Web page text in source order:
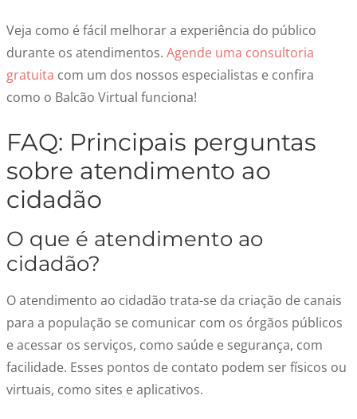
Veja como é fácil melhorar a experiência do público
durante os atendimentos. Agende uma consultoria
gratuita com um dos nossos especialistas e confira
como o Balcão Virtual funciona!
FAQ: Principais perguntas
sobre atendimento ao
cidadão
O que é atendimento ao
cidadão?
O atendimento ao cidadão trata-se da criação de canais
para a população se comunicar com os órgãos públicos
e acessar os serviços, como saúde e segurança, com
facilidade. Esses pontos de contato podem ser físicos ou
virtuais, como sites e aplicativos.